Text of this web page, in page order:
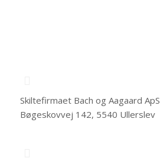
Skiltefirmaet Bach og Aagaard ApS
Bøgeskovvej 142, 5540 Ullerslev